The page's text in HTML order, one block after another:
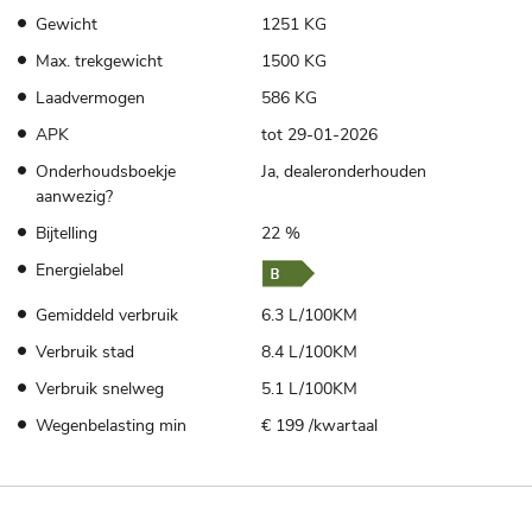
Gewicht
1251 KG
Max. trekgewicht
1500 KG
Laadvermogen
586 KG
APK
tot 29-01-2026
Onderhoudsboekje
aanwezig?
Ja, dealeronderhouden
Bijtelling
22 %
Energielabel
Gemiddeld verbruik
6.3 L/100KM
Verbruik stad
8.4 L/100KM
Verbruik snelweg
5.1 L/100KM
Wegenbelasting min
€ 199 /kwartaal